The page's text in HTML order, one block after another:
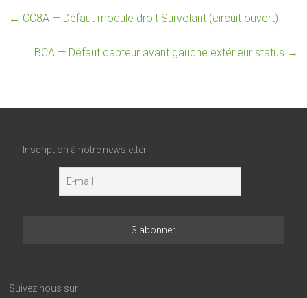
← CC8A — Défaut module droit Survolant (circuit ouvert)
BCA — Défaut capteur avant gauche extérieur status →
Inscription à notre newsletter
Suivez nous sur